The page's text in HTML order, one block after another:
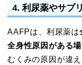
4. 利尿薬やサプ
AAFPは、利尿薬は
全身性原因がある
むくみの原因が違